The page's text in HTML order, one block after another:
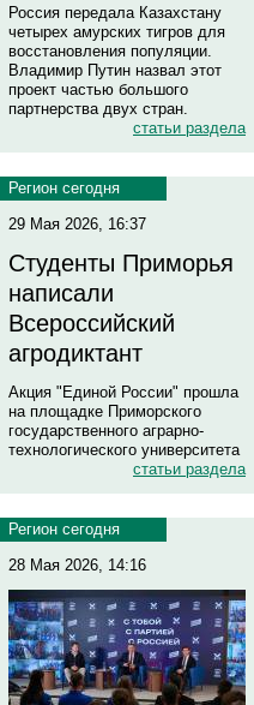
Россия передала Казахстану
четырех амурских тигров для
восстановления популяции.
Владимир Путин назвал этот
проект частью большого
партнерства двух стран.
статьи раздела
Регион сегодня
29 Мая 2026, 16:37
Студенты Приморья
написали
Всероссийский
агродиктант
Акция "Единой России" прошла
на площадке Приморского
государственного аграрно-
технологического университета
статьи раздела
Регион сегодня
28 Мая 2026, 14:16